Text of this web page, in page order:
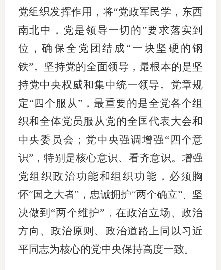
党组织发挥作用，将“党政军民学，东西
南北中，党是领导一切的”要求落实到
位，确保全党团结成“一块坚硬的钢
铁”。坚持党的全面领导，最根本的是坚
持党中央权威和集中统一领导。党章规
定“四个服从”，最重要的是全党各个组
织和全体党员服从党的全国代表大会和
中央委员会；党中央强调增强“四个意
识”，特别是核心意识、看齐意识。增强
党组织政治功能和组织功能，必须胸
怀“国之大者”，忠诚拥护“两个确立”、坚
决做到“两个维护”，在政治立场、政治
方向、政治原则、政治道路上同以习近
平同志为核心的党中央保持高度一致。